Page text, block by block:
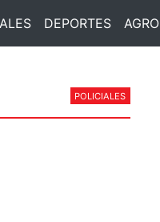
DEPORTES AGRO
POLICIALES